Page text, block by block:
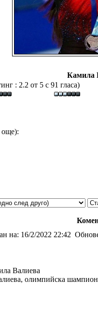
Камила
: 2.2 от 5 с 91 гласа)
още):
на: 16/2/2022 22:42
Валиева
олимпийска